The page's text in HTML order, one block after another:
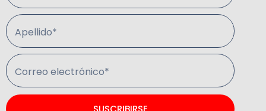
Apellido*
Correo electrónico*